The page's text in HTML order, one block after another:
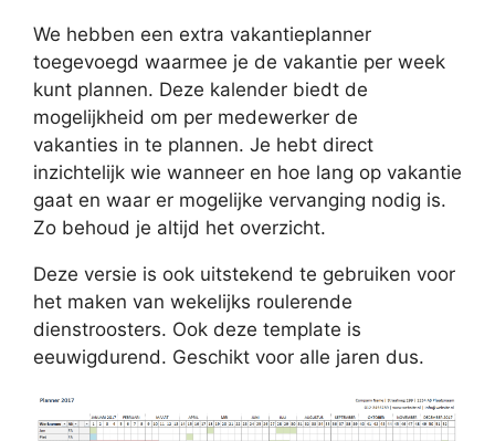
We hebben een extra vakantieplanner
toegevoegd waarmee je de vakantie per week
kunt plannen. Deze kalender biedt de
mogelijkheid om per medewerker de
vakanties in te plannen. Je hebt direct
inzichtelijk wie wanneer en hoe lang op vakantie
gaat en waar er mogelijke vervanging nodig is.
Zo behoud je altijd het overzicht.
Deze versie is ook uitstekend te gebruiken voor
het maken van wekelijks roulerende
dienstroosters. Ook deze template is
eeuwigdurend. Geschikt voor alle jaren dus.